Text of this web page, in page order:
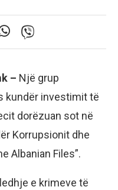
– Një grup
kundër investimit të
dorëzuan sot në
Korrupsionit dhe
Albanian Files”.
e krimeve të